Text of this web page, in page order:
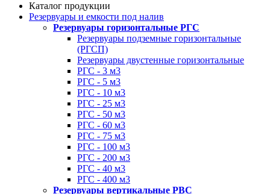
Каталог продукции
Резервуары и емкости под налив
Резервуары горизонтальные РГС
Резервуары подземные горизонтальные
(РГСП)
Резервуары двустенные горизонтальные
РГС - 3 м3
РГС - 5 м3
РГС - 10 м3
РГС - 25 м3
РГС - 50 м3
РГС - 60 м3
РГС - 75 м3
РГС - 100 м3
РГС - 200 м3
РГС - 40 м3
РГС - 400 м3
Резервуары вертикальные РВС